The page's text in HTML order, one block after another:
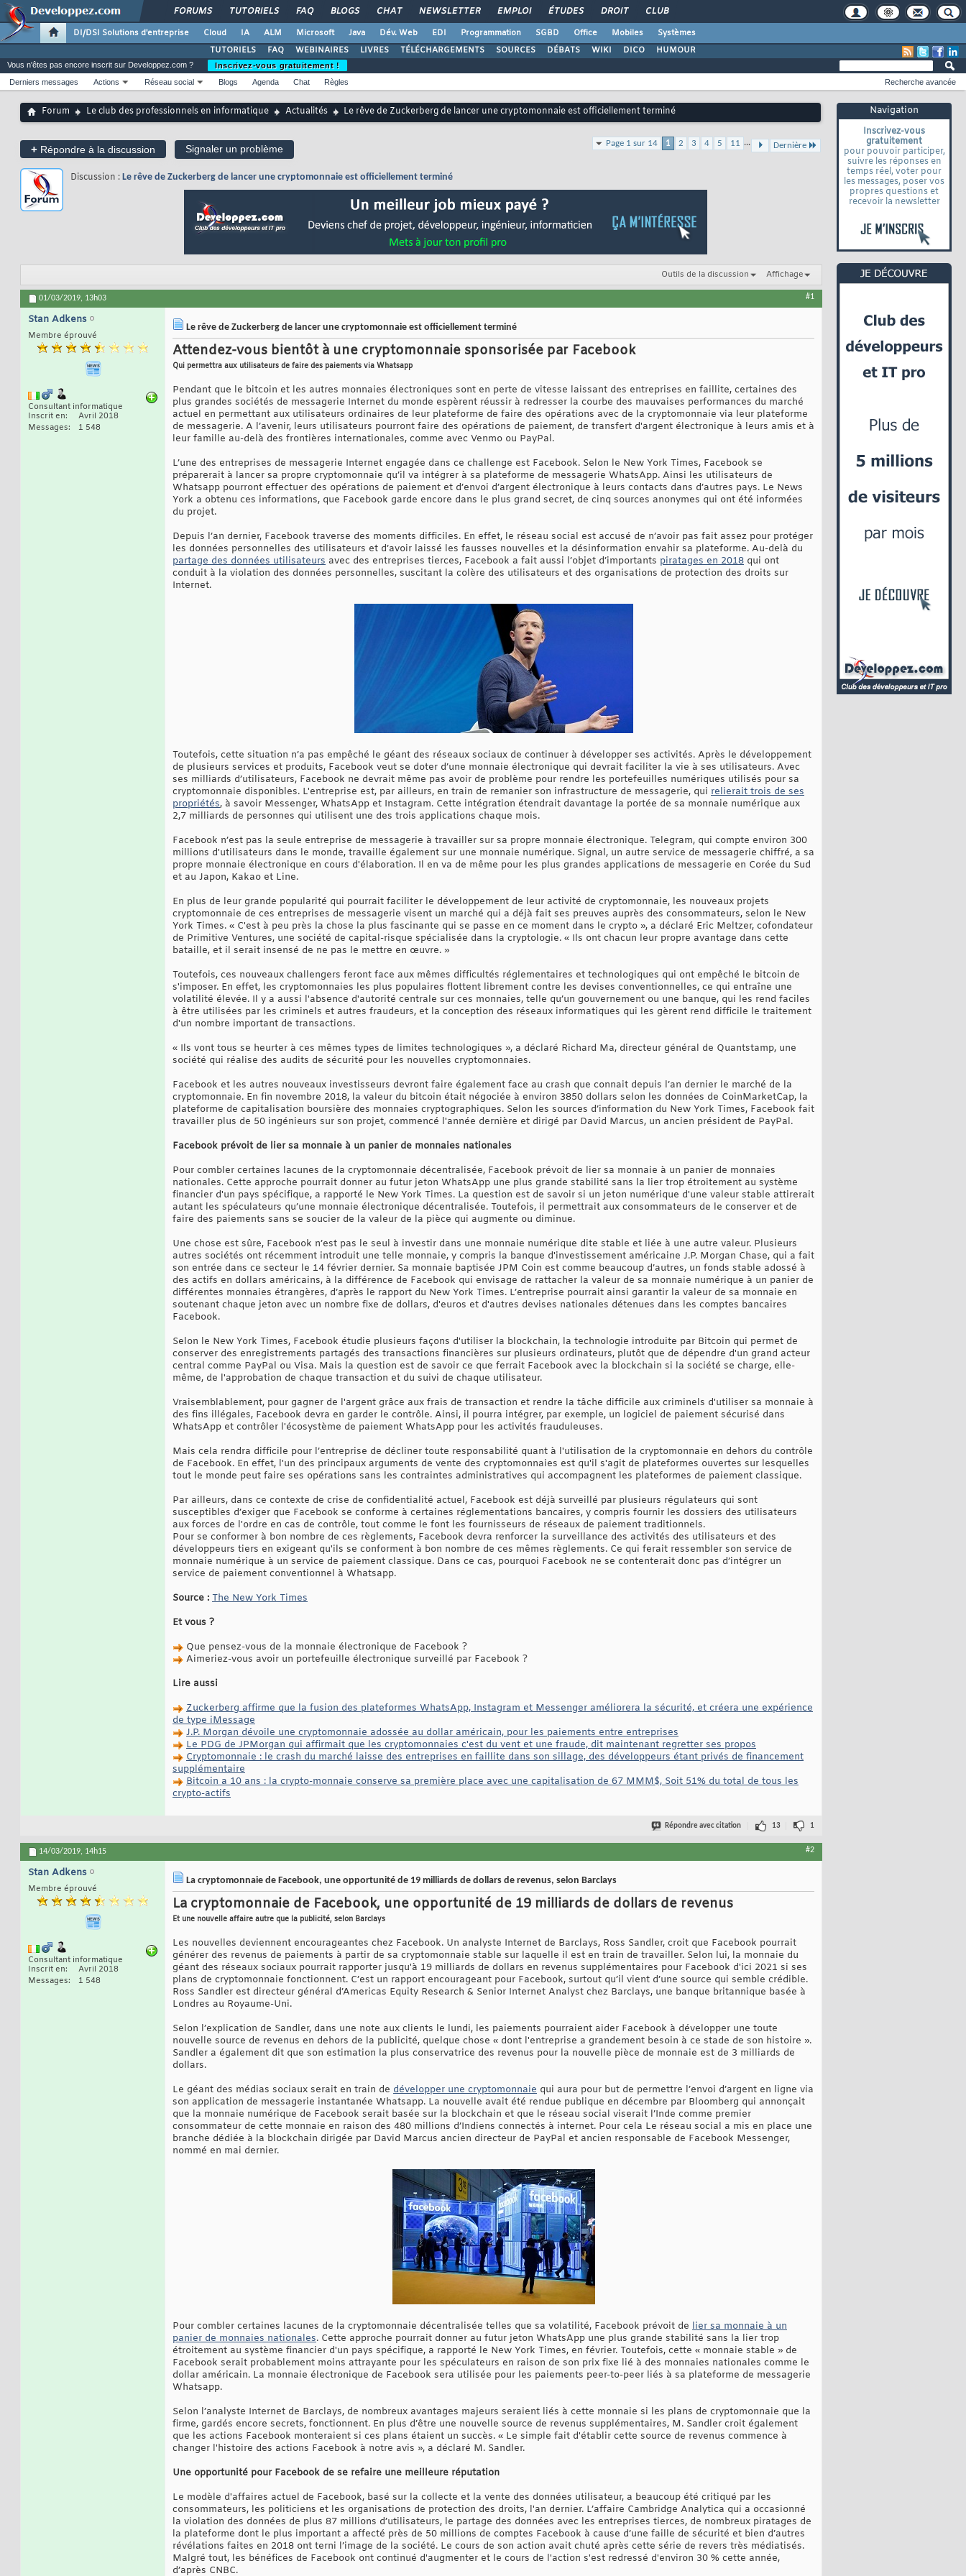
FORUMS TUTORIELS FAQ BLOGS CHAT NEWSLETTER EMPLOI ÉTUDES DROIT CLUB
DI/DSI Solutions d'entreprise Cloud IA ALM Microsoft Java Dév. Web EDI Programmation SGBD Office Mobiles
Systèmes
TUTORIELS
FAQ WEBINAIRES LIVRES TÉLÉCHARGEMENTS SOURCES DÉBATS WIKI DICO HUMOUR
Navigation
Inscrivez-vous
gratuitement
pour pouvoir participer,
suivre les réponses en
temps réel, voter pour
les messages, poser vos
propres questions et
recevoir la newsletter
Vous n'êtes pas encore inscrit sur Developpez.com ?
Inscrivez-vous gratuitement !
Derniers messages
Actions Réseau social Blogs Agenda Chat Règles Recherche avancée
Forum Le club des professionnels en informatique Actualités Le rêve de Zuckerberg de lancer une cryptomonnaie est officiellement terminé
+ Répondre à la discussion Signaler un problème Page 1 sur 14 1 2 3 4 5 11 ... Dernière
Discussion : Le rêve de Zuckerberg de lancer une cryptomonnaie est officiellement terminé
Outils de la discussion Affichage
01/03/2019, 13h03 #1
Stan Adkens
Membre éprouvé
Consultant informatique
Inscrit en
Avril 2018
Messages
1 548
Le rêve de Zuckerberg de lancer une cryptomonnaie est officiellement terminé
Attendez-vous bientôt à une cryptomonnaie sponsorisée par Facebook
Qui permettra aux utilisateurs de faire des paiements via Whatsapp
Pendant que le bitcoin et les autres monnaies électroniques sont en perte de vitesse laissant des entreprises en faillite, certaines des
plus grandes sociétés de messagerie Internet du monde espèrent réussir à redresser la courbe des mauvaises performances du marché
actuel en permettant aux utilisateurs ordinaires de leur plateforme de faire des opérations avec de la cryptomonnaie via leur plateforme
de messagerie. A l’avenir, leurs utilisateurs pourront faire des opérations de paiement, de transfert d'argent électronique à leurs amis et à
leur famille au-delà des frontières internationales, comme avec Venmo ou PayPal.
L’une des entreprises de messagerie Internet engagée dans ce challenge est Facebook. Selon le New York Times, Facebook se
préparerait à lancer sa propre cryptomonnaie qu’il va intégrer à sa plateforme de messagerie WhatsApp. Ainsi les utilisateurs de
Whatsapp pourront effectuer des opérations de paiement et d’envoi d’argent électronique à leurs contacts dans d’autres pays. Le News
York a obtenu ces informations, que Facebook garde encore dans le plus grand secret, de cinq sources anonymes qui ont été informées
du projet.
Depuis l’an dernier, Facebook traverse des moments difficiles. En effet, le réseau social est accusé de n’avoir pas fait assez pour protéger
les données personnelles des utilisateurs et d’avoir laissé les fausses nouvelles et la désinformation envahir sa plateforme. Au-delà du
partage des données utilisateurs avec des entreprises tierces, Facebook a fait aussi l’objet d’importants piratages en 2018 qui ont
conduit à la violation des données personnelles, suscitant la colère des utilisateurs et des organisations de protection des droits sur
Internet.
Toutefois, cette situation n’a pas empêché le géant des réseaux sociaux de continuer à développer ses activités. Après le développement
de plusieurs services et produits, Facebook veut se doter d’une monnaie électronique qui devrait faciliter la vie à ses utilisateurs. Avec
ses milliards d’utilisateurs, Facebook ne devrait même pas avoir de problème pour rendre les portefeuilles numériques utilisés pour sa
cryptomonnaie disponibles. L'entreprise est, par ailleurs, en train de remanier son infrastructure de messagerie, qui relierait trois de ses
propriétés, à savoir Messenger, WhatsApp et Instagram. Cette intégration étendrait davantage la portée de sa monnaie numérique aux
2,7 milliards de personnes qui utilisent une des trois applications chaque mois.
Facebook n’est pas la seule entreprise de messagerie à travailler sur sa propre monnaie électronique. Telegram, qui compte environ 300
millions d'utilisateurs dans le monde, travaille également sur une monnaie numérique. Signal, un autre service de messagerie chiffré, a sa
propre monnaie électronique en cours d'élaboration. Il en va de même pour les plus grandes applications de messagerie en Corée du Sud
et au Japon, Kakao et Line.
En plus de leur grande popularité qui pourrait faciliter le développement de leur activité de cryptomonnaie, les nouveaux projets
cryptomonnaie de ces entreprises de messagerie visent un marché qui a déjà fait ses preuves auprès des consommateurs, selon le New
York Times. « C'est à peu près la chose la plus fascinante qui se passe en ce moment dans le crypto », a déclaré Eric Meltzer, cofondateur
de Primitive Ventures, une société de capital-risque spécialisée dans la cryptologie. « Ils ont chacun leur propre avantage dans cette
bataille, et il serait insensé de ne pas le mettre en œuvre. »
Toutefois, ces nouveaux challengers feront face aux mêmes difficultés réglementaires et technologiques qui ont empêché le bitcoin de
s'imposer. En effet, les cryptomonnaies les plus populaires flottent librement contre les devises conventionnelles, ce qui entraîne une
volatilité élevée. Il y a aussi l'absence d'autorité centrale sur ces monnaies, telle qu’un gouvernement ou une banque, qui les rend faciles
à être utilisées par les criminels et autres fraudeurs, et la conception des réseaux informatiques qui les gèrent rend difficile le traitement
d'un nombre important de transactions.
« Ils vont tous se heurter à ces mêmes types de limites technologiques », a déclaré Richard Ma, directeur général de Quantstamp, une
société qui réalise des audits de sécurité pour les nouvelles cryptomonnaies.
Facebook et les autres nouveaux investisseurs devront faire également face au crash que connait depuis l’an dernier le marché de la
cryptomonnaie. En fin novembre 2018, la valeur du bitcoin était négociée à environ 3850 dollars selon les données de CoinMarketCap, la
plateforme de capitalisation boursière des monnaies cryptographiques. Selon les sources d’information du New York Times, Facebook fait
travailler plus de 50 ingénieurs sur son projet, commencé l'année dernière et dirigé par David Marcus, un ancien président de PayPal.
Facebook prévoit de lier sa monnaie à un panier de monnaies nationales
Pour combler certaines lacunes de la cryptomonnaie décentralisée, Facebook prévoit de lier sa monnaie à un panier de monnaies
nationales. Cette approche pourrait donner au futur jeton WhatsApp une plus grande stabilité sans la lier trop étroitement au système
financier d'un pays spécifique, a rapporté le New York Times. La question est de savoir si un jeton numérique d'une valeur stable attirerait
autant les spéculateurs qu’une monnaie électronique décentralisée. Toutefois, il permettrait aux consommateurs de le conserver et de
faire des paiements sans se soucier de la valeur de la pièce qui augmente ou diminue.
Une chose est sûre, Facebook n’est pas le seul à investir dans une monnaie numérique dite stable et liée à une autre valeur. Plusieurs
autres sociétés ont récemment introduit une telle monnaie, y compris la banque d'investissement américaine J.P. Morgan Chase, qui a fait
son entrée dans ce secteur le 14 février dernier. Sa monnaie baptisée JPM Coin est comme beaucoup d’autres, un fonds stable adossé à
des actifs en dollars américains, à la différence de Facebook qui envisage de rattacher la valeur de sa monnaie numérique à un panier de
différentes monnaies étrangères, d’après le rapport du New York Times. L’entreprise pourrait ainsi garantir la valeur de sa monnaie en
soutenant chaque jeton avec un nombre fixe de dollars, d'euros et d'autres devises nationales détenues dans les comptes bancaires
Facebook.
Selon le New York Times, Facebook étudie plusieurs façons d'utiliser la blockchain, la technologie introduite par Bitcoin qui permet de
conserver des enregistrements partagés des transactions financières sur plusieurs ordinateurs, plutôt que de dépendre d'un grand acteur
central comme PayPal ou Visa. Mais la question est de savoir ce que ferrait Facebook avec la blockchain si la société se charge, elle-
même, de l'approbation de chaque transaction et du suivi de chaque utilisateur.
Vraisemblablement, pour gagner de l'argent grâce aux frais de transaction et rendre la tâche difficile aux criminels d'utiliser sa monnaie à
des fins illégales, Facebook devra en garder le contrôle. Ainsi, il pourra intégrer, par exemple, un logiciel de paiement sécurisé dans
WhatsApp et contrôler l'écosystème de paiement WhatsApp pour les activités frauduleuses.
Mais cela rendra difficile pour l’entreprise de décliner toute responsabilité quant à l'utilisation de la cryptomonnaie en dehors du contrôle
de Facebook. En effet, l'un des principaux arguments de vente des cryptomonnaies est qu'il s'agit de plateformes ouvertes sur lesquelles
tout le monde peut faire ses opérations sans les contraintes administratives qui accompagnent les plateformes de paiement classique.
Par ailleurs, dans ce contexte de crise de confidentialité actuel, Facebook est déjà surveillé par plusieurs régulateurs qui sont
susceptibles d’exiger que Facebook se conforme à certaines réglementations bancaires, y compris fournir les dossiers des utilisateurs
aux forces de l'ordre en cas de contrôle, tout comme le font les fournisseurs de réseaux de paiement traditionnels.
Pour se conformer à bon nombre de ces règlements, Facebook devra renforcer la surveillance des activités des utilisateurs et des
développeurs tiers en exigeant qu'ils se conforment à bon nombre de ces mêmes règlements. Ce qui ferait ressembler son service de
monnaie numérique à un service de paiement classique. Dans ce cas, pourquoi Facebook ne se contenterait donc pas d’intégrer un
service de paiement conventionnel à Whatsapp.
Source : The New York Times
Et vous ?
Que pensez-vous de la monnaie électronique de Facebook ?
Aimeriez-vous avoir un portefeuille électronique surveillé par Facebook ?
Lire aussi
Zuckerberg affirme que la fusion des plateformes WhatsApp, Instagram et Messenger améliorera la sécurité, et créera une expérience
de type iMessage
J.P. Morgan dévoile une cryptomonnaie adossée au dollar américain, pour les paiements entre entreprises
Le PDG de JPMorgan qui affirmait que les cryptomonnaies c'est du vent et une fraude, dit maintenant regretter ses propos
Cryptomonnaie : le crash du marché laisse des entreprises en faillite dans son sillage, des développeurs étant privés de financement
supplémentaire
Bitcoin a 10 ans : la crypto-monnaie conserve sa première place avec une capitalisation de 67 MMM$, Soit 51% du total de tous les
crypto-actifs
Répondre avec citation 13 1
14/03/2019, 14h15 #2
Stan Adkens
Membre éprouvé
Consultant informatique
Inscrit en
Avril 2018
Messages
1 548
La cryptomonnaie de Facebook, une opportunité de 19 milliards de dollars de revenus, selon Barclays
La cryptomonnaie de Facebook, une opportunité de 19 milliards de dollars de revenus
Et une nouvelle affaire autre que la publicité, selon Barclays
Les nouvelles deviennent encourageantes chez Facebook. Un analyste Internet de Barclays, Ross Sandler, croit que Facebook pourrait
générer des revenus de paiements à partir de sa cryptomonnaie stable sur laquelle il est en train de travailler. Selon lui, la monnaie du
géant des réseaux sociaux pourrait rapporter jusqu'à 19 milliards de dollars en revenus supplémentaires pour Facebook d'ici 2021 si ses
plans de cryptomonnaie fonctionnent. C’est un rapport encourageant pour Facebook, surtout qu’il vient d’une source qui semble crédible.
Ross Sandler est directeur général d’Americas Equity Research & Senior Internet Analyst chez Barclays, une banque britannique basée à
Londres au Royaume-Uni.
Selon l’explication de Sandler, dans une note aux clients le lundi, les paiements pourraient aider Facebook à développer une toute
nouvelle source de revenus en dehors de la publicité, quelque chose « dont l'entreprise a grandement besoin à ce stade de son histoire ».
Sandler a également dit que son estimation la plus conservatrice des revenus pour la nouvelle pièce de monnaie est de 3 milliards de
dollars.
Le géant des médias sociaux serait en train de développer une cryptomonnaie qui aura pour but de permettre l’envoi d’argent en ligne via
son application de messagerie instantanée Whatsapp. La nouvelle avait été rendue publique en décembre par Bloomberg qui annonçait
que la monnaie numérique de Facebook serait basée sur la blockchain et que le réseau social viserait l’Inde comme premier
consommateur de cette monnaie en raison des 480 millions d’Indiens connectés à internet. Pour cela Le réseau social a mis en place une
branche dédiée à la blockchain dirigée par David Marcus ancien directeur de PayPal et ancien responsable de Facebook Messenger,
nommé en mai dernier.
Pour combler certaines lacunes de la cryptomonnaie décentralisée telles que sa volatilité, Facebook prévoit de lier sa monnaie à un
panier de monnaies nationales. Cette approche pourrait donner au futur jeton WhatsApp une plus grande stabilité sans la lier trop
étroitement au système financier d'un pays spécifique, a rapporté le New York Times, en février. Toutefois, cette « monnaie stable » de
Facebook serait probablement moins attrayante pour les spéculateurs en raison de son prix fixe lié à des monnaies nationales comme le
dollar américain. La monnaie électronique de Facebook sera utilisée pour les paiements peer-to-peer liés à sa plateforme de messagerie
Whatsapp.
Selon l’analyste Internet de Barclays, de nombreux avantages majeurs seraient liés à cette monnaie si les plans de cryptomonnaie que la
firme, gardés encore secrets, fonctionnent. En plus d’être une nouvelle source de revenus supplémentaires, M. Sandler croit également
que les actions Facebook monteraient si ces plans étaient un succès. « Le simple fait d'établir cette source de revenus commence à
changer l'histoire des actions Facebook à notre avis », a déclaré M. Sandler.
Une opportunité pour Facebook de se refaire une meilleure réputation
Le modèle d'affaires actuel de Facebook, basé sur la collecte et la vente des données utilisateur, a beaucoup été critiqué par les
consommateurs, les politiciens et les organisations de protection des droits, l'an dernier. L’affaire Cambridge Analytica qui a occasionné
la violation des données de plus 87 millions d’utilisateurs, le partage des données avec les entreprises tierces, de nombreux piratages de
la plateforme dont le plus important a affecté près de 50 millions de comptes Facebook à cause d’une faille de sécurité et bien d’autres
révélations faites en 2018 ont terni l’image de la société. Le cours de son action avait chuté après cette série de revers très médiatisés.
Malgré tout, les bénéfices de Facebook ont continué d'augmenter et le cours de l'action s'est redressé d'environ 30 % cette année,
d’après CNBC.